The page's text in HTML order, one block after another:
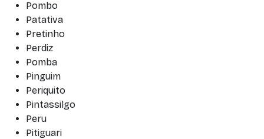
Pombo
Patativa
Pretinho
Perdiz
Pomba
Pinguim
Periquito
Pintassilgo
Peru
Pitiguari